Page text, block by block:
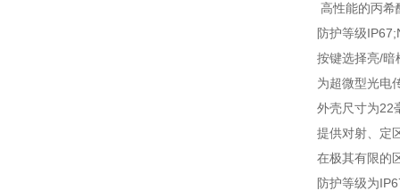
高性能的丙希
防护等级
按键选择亮/暗
为超微型光电
外壳尺寸为22
提供对射、定
在极其有限的
防护等级为